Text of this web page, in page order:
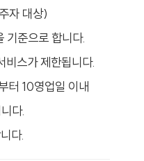
자 대상)
기준으로 합니다.
비스가 제한됩니다.
터 10영업일 이내
다.
다.